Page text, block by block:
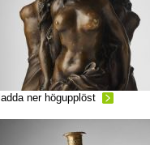
ladda ner högupplöst